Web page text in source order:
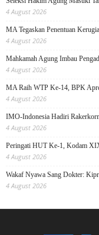
4 August 2026
MA Tegaskan Penentuan
4 August 2026
Mahkamah Agung Imbau
4 August 2026
MA Raih WTP Ke-14, BPK
4 August 2026
IMO-Indonesia Hadiri
4 August 2026
Peringati HUT Ke-1, Kodam
4 August 2026
Wakaf Nyawa Sang Dokter:
4 August 2026